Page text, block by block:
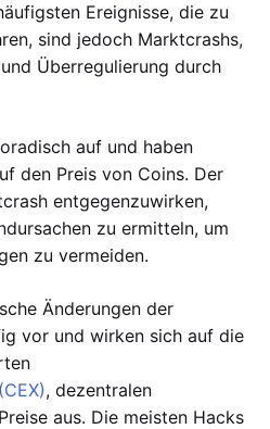
Ereignisse, die zu
sind jedoch Marktcrashs,
Überregulierung durch
auf und haben
den Preis von Coins. Der
entgegenzuwirken,
zu ermitteln, um
zu vermeiden.
Änderungen der
vor und wirken sich auf die
(CEX), dezentralen
aus. Die meisten Hacks